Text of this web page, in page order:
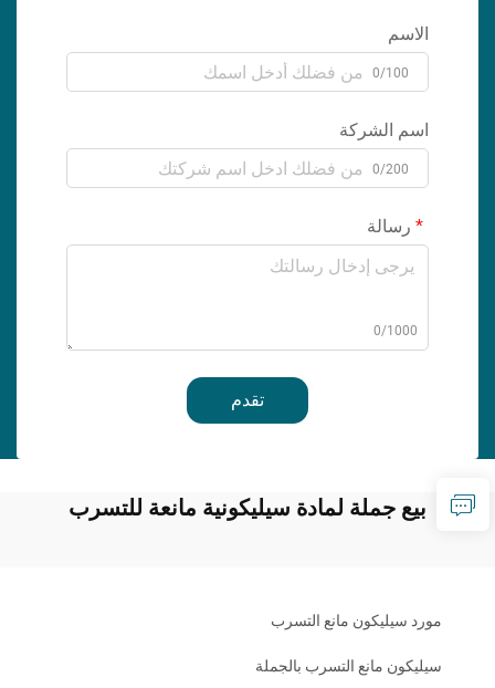
الاسم
0/100
اسم الشركة
0/200
رسالة
0/1000
تقدم
بيع جملة لمادة سيليكونية مانعة للتسرب
مورد سيليكون مانع التسرب
سيليكون مانع التسرب بالجملة